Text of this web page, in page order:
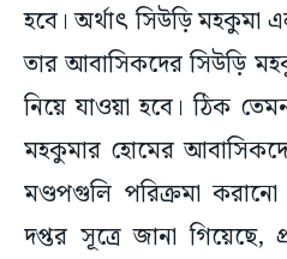
হবে। অর্থাৎ সিউড়ি
তার আবাসিকদের সিউড়ি
নিয়ে যাওয়া হবে। ঠিক
মহকুমার হোমের
মণ্ডপগুলি পরিক্রমা
দপ্তর সূত্রে জানা গিয়েছে,